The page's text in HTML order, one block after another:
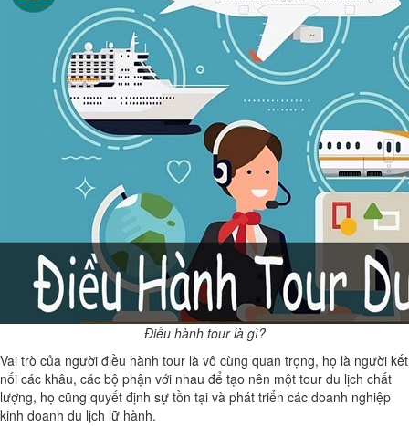
Điều hành tour là gì?
Vai trò của người điều hành tour là vô cùng quan trọng, họ là người kết
nối các khâu, các bộ phận với nhau để tạo nên một tour du lịch chất
lượng, họ cũng quyết định sự tồn tại và phát triển các doanh nghiệp
kinh doanh du lịch lữ hành.